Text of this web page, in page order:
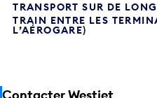
TRANSPORT SUR DE
TRAIN ENTRE LES
L’AÉROGARE)